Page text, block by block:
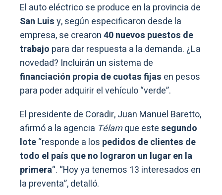
El auto eléctrico se produce en la provincia de
San Luisy, según especificaron desde la
empresa, se crearon40 nuevos puestos de
trabajo para dar respuesta a la demanda. ¿La
novedad? Incluirán un sistema de
financiación propia de cuotas fijas en pesos
para poder adquirir el vehículo “verde”.
El presidente de Coradir, Juan Manuel Baretto,
afirmó a la agencia Télamque estesegundo
lote“responde a los pedidos de clientes de
todo el país que no lograron un lugar en la
primera“. “Hoy ya tenemos 13 interesados en
la preventa”, detalló.